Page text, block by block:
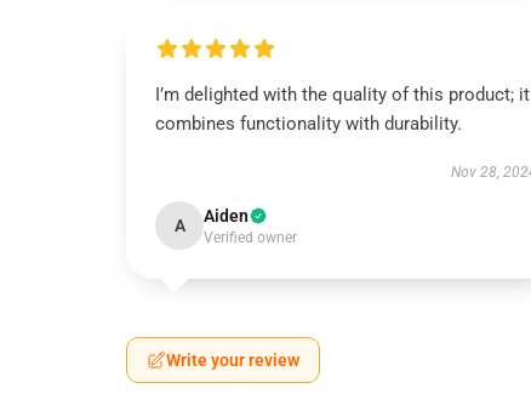
I’m delighted with the quality of this product; it
combines functionality with durability.
Nov 28,
A Aiden
Verified owner
Write your review